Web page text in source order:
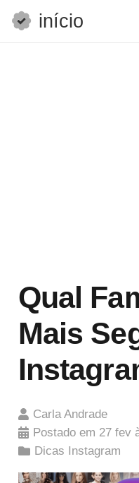
início
Qual
Mais
Carla Andrade
Postado em 27 fev
Dicas Instagram